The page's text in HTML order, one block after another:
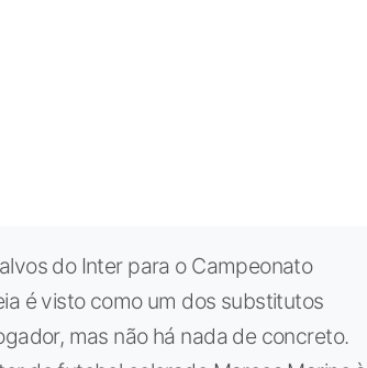
do Inter para o Campeonato
é visto como um dos substitutos
mas não há nada de concreto.